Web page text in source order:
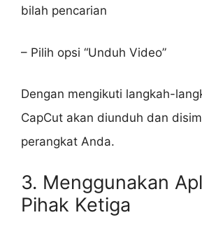
bilah pencarian
– Pilih opsi “Unduh Video”
Dengan mengikuti langkah-
CapCut akan diunduh dan
perangkat Anda.
3. Menggunakan
Pihak Ketiga